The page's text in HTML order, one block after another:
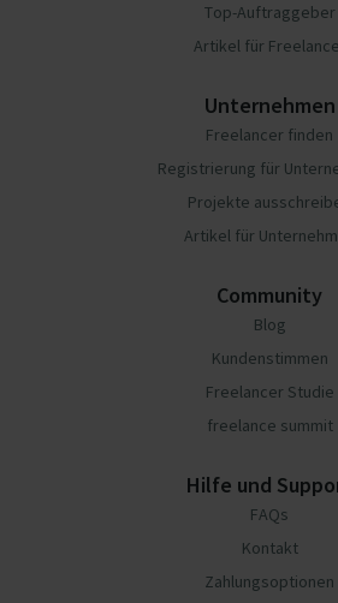
Top-Auftraggeber
Artikel für
Unternehmen
Freelancer finden
Registrierung für
Projekte
Artikel für
Community
Blog
Kundenstimmen
Freelancer Studie
freelance summit
Hilfe und
FAQs
Kontakt
Zahlungsoptionen